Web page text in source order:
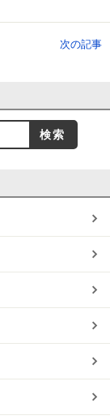
次の記事